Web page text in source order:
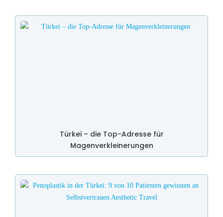
Türkei – die Top-Adresse für
Magenverkleinerungen